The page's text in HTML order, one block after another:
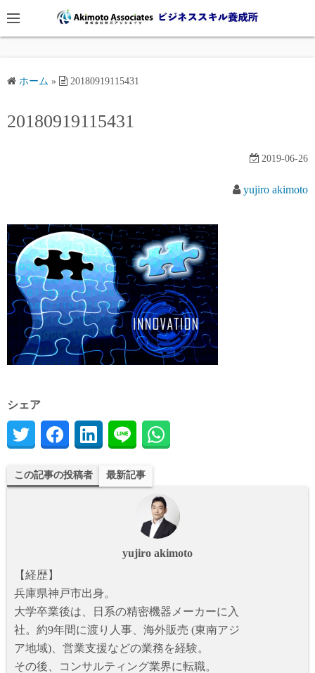
ン
ツ
ス
ホーム » 20180919115431
20180919115431
2019-06-26
yujiro akimoto
シェア
この記事の投稿者 最新記事
yujiro akimoto
【経歴】
兵庫県神戸市出身。
大学卒業後は、日系の精密機器メーカーに入
社。約9年間に渡り人事、海外販売 (東南アジ
ア地域)、営業支援などの業務を経験。
その後、コンサルティング業界に転職。